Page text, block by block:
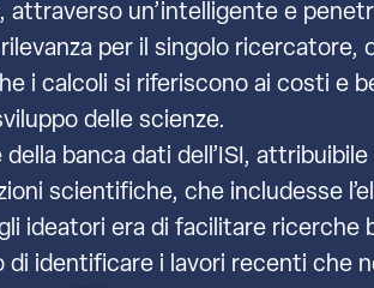
attraverso un’intelligente e
per il singolo
i calcoli si riferiscono ai costi e
delle scienze.
della banca dati dell’ISI,
scientifiche, che includesse
ideatori era di facilitare
di identificare i lavori recenti che